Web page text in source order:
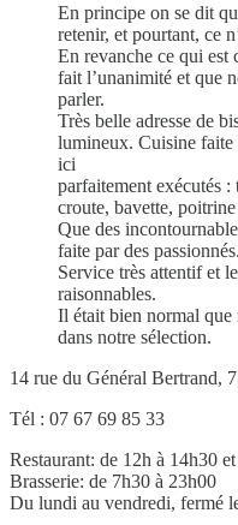
En principe on se dit
retenir, et pourtant, ce
En revanche ce qui est
fait l’unanimité et que
parler.
Très belle adresse de
lumineux. Cuisine faite
ici
parfaitement exécutés
croute, bavette,
Que des
faite par des passionnés.
Service très attentif et
raisonnables.
Il était bien normal que
dans notre sélection.
14 rue du Général Bertrand,
Tél : 07 67 69 85 33
Restaurant: de 12h à 14h30
Brasserie: de 7h30 à 23h00
Du lundi au vendredi, fermé